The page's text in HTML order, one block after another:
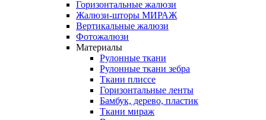
Горизонтальные жалюзи
Жалюзи-шторы МИРАЖ
Вертикальные жалюзи
Фотожалюзи
Материалы
Рулонные ткани
Рулонные ткани зебра
Ткани плиссе
Горизонтальные ленты
Бамбук, дерево, пластик
Ткани мираж